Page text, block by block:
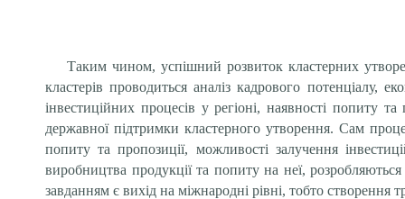
Таким чином, успішний розвиток кластерних
кластерів проводиться аналіз кадрового потенціалу,
інвестиційних процесів у регіоні, наявності попиту
державної підтримки кластерного утворення. Сам
попиту та пропозиції, можливості залучення
виробництва продукції та попиту на неї,
завданням є вихід на міжнародні рівні, тобто створення